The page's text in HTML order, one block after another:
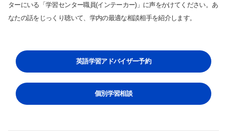
検索する
ターにいる「学習センター職員(インテーカー)」に声をかけてください。あ
なたの話をじっくり聴いて、学内の最適な相談相手を紹介します。
英語学習アドバイザー予約
個別学習相談